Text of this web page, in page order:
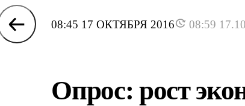
08:45 17 ОКТЯБРЯ 2016 08:59
Опрос: рост